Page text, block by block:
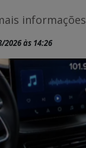
informações
às 14:26